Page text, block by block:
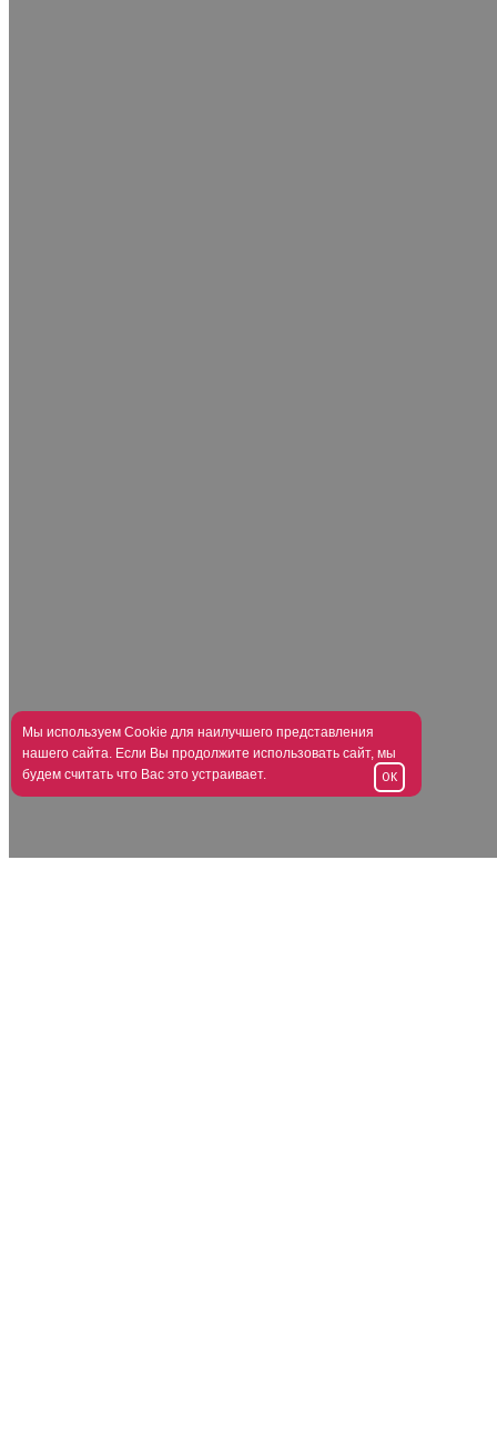
Мы используем Cookie для наилучшего представления
нашего сайта. Если Вы продолжите использовать сайт, мы
будем считать что Вас это устраивает.
OK